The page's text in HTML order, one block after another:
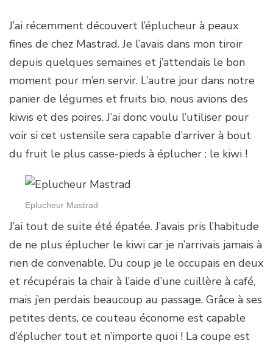
J’ai récemment découvert l’éplucheur à peaux
fines de chez Mastrad. Je l’avais dans mon tiroir
depuis quelques semaines et j’attendais le bon
moment pour m’en servir. L’autre jour dans notre
panier de légumes et fruits bio, nous avions des
kiwis et des poires. J’ai donc voulu l’utiliser pour
voir si cet ustensile sera capable d’arriver à bout
du fruit le plus casse-pieds à éplucher : le kiwi !
Eplucheur Mastrad
J’ai tout de suite été épatée. J’avais pris l’habitude
de ne plus éplucher le kiwi car je n’arrivais jamais à
rien de convenable. Du coup je le occupais en deux
et récupérais la chair à l’aide d’une cuillère à café,
mais j’en perdais beaucoup au passage. Grâce à ses
petites dents, ce couteau économe est capable
d’éplucher tout et n’importe quoi ! La coupe est